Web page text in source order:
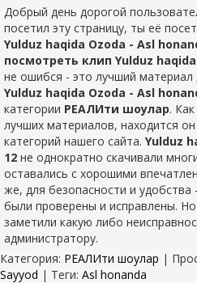
Добрый день дорогой
посетил эту страницу, ты её
Yulduz haqida Ozoda - Asl
посмотреть клип Yulduz
не ошибся - это лучший
Yulduz haqida Ozoda - Asl
категории РЕАЛИти шоулар.
лучших материалов, находится
категорий нашего сайта. Yulduz
12 не однократно скачивали
оставались с хорошими
же, для безопасности и удобства
были проверены и исправлены.
заметили какую либо
администратору.
Категория: РЕАЛИти шоулар |
Sayyod | Теги: Asl honanda